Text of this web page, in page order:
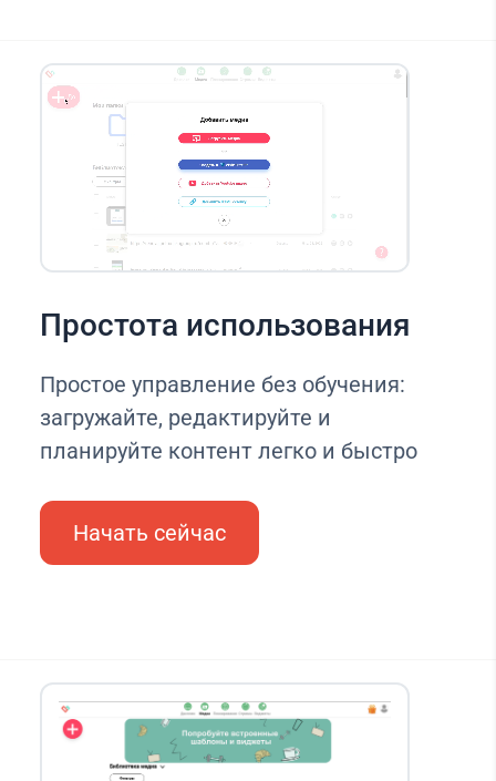
Простота использования
Простое управление без обучения:
загружайте, редактируйте и
планируйте контент легко и быстро
Начать сейчас